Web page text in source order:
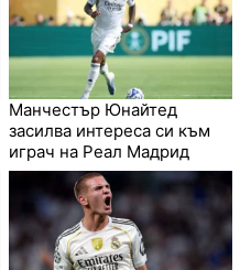
Манчестър Юнайтед
засилва интереса си към
играч на Реал Мадрид